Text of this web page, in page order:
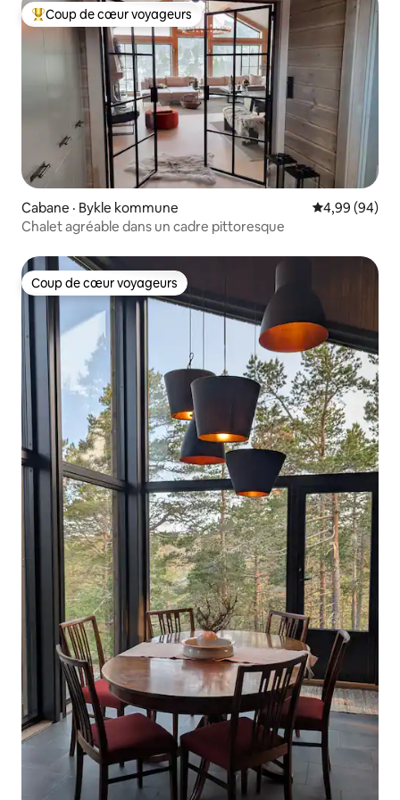
Coup de cœur voyageurs parmi les plus aimés
Coup de cœur voyageurs
Cabane · Bykle kommune Note
4,99 (94)
Chalet agréable dans un cadre pittoresque
Coup de cœur voyageurs
Coup de cœur voyageurs